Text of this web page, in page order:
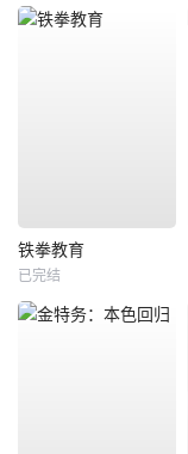
铁拳教育
已完结